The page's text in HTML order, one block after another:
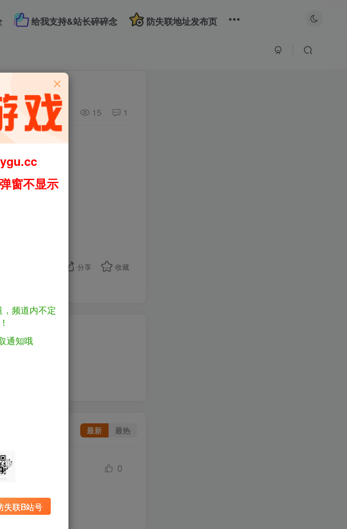
给我支持&站长碎碎念 防失联地址发布页
15 1
分享 收藏
最新 最热
0
窗不显示
频道内不定
通知哦
失联B站号